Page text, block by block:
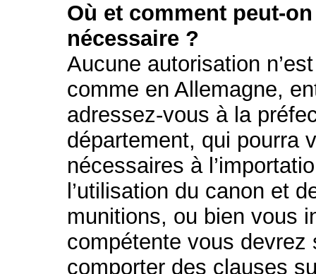
Où et comment peut-
nécessaire ?
Aucune autorisation
comme en Allemagne,
adressez-vous à la
département, qui pourra
nécessaires à
l’utilisation du canon et
munitions, ou bien vous
compétente vous
comporter des clauses